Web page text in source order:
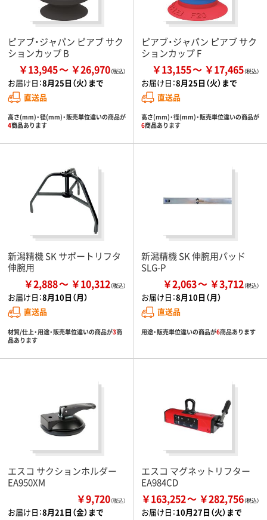
ピアブ・ジャパン ピアブ サク
ションカップ B
￥13,945 ￥26,970
お届け日：8月25日（火）まで
直送品
高さ(mm)・径(mm)・販売単位違いの商品が
4商品あります
ピアブ・ジャパン ピアブ サク
ションカップ F
￥13,155 ￥17,465
お届け日：8月25日（火）まで
直送品
高さ(mm)・径(mm)・販売単位違いの商品が
6商品あります
新潟精機 SK サポートリフタ
伸腕用
￥2,888 ￥10,312
お届け日：8月10日（月）
直送品
材質/仕上・用途・販売単位違いの商品が3商
品あります
新潟精機 SK 伸腕用パッド
SLG-P
￥2,063 ￥3,712
お届け日：8月10日（月）
直送品
用途・販売単位違いの商品が6商品あります
エスコ サクションホルダー
EA950XM
￥9,720（税込）
お届け日：8月21日（金）まで
エスコ マグネットリフター
EA984CD
￥163,252 ￥282,756
お届け日：10月27日（火）まで